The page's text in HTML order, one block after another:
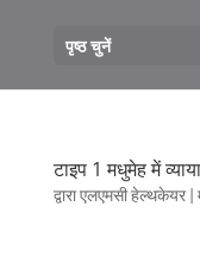
पृष्ठ चुनें
टाइप 1 मधुमेह में
द्वाराएलएमसी हेल्थकेयर|